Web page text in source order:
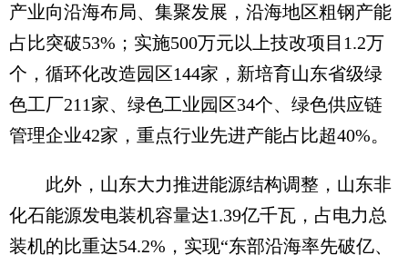
产业向沿海布局、集聚发展，沿海地区粗钢产能
占比突破53%；实施500万元以上技改项目1.2万
个，循环化改造园区144家，新培育山东省级绿
色工厂211家、绿色工业园区34个、绿色供应链
管理企业42家，重点行业先进产能占比超40%。
此外，山东大力推进能源结构调整，山东非
化石能源发电装机容量达1.39亿千瓦，占电力总
装机的比重达54.2%，实现“东部沿海率先破亿、